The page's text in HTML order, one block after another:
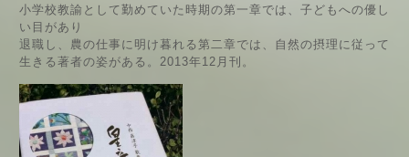
小学校教諭として勤めていた時期の第一章では、子どもへの優し
い目があり
退職し、農の仕事に明け暮れる第二章では、自然の摂理に従って
生きる著者の姿がある。2013年12月刊。